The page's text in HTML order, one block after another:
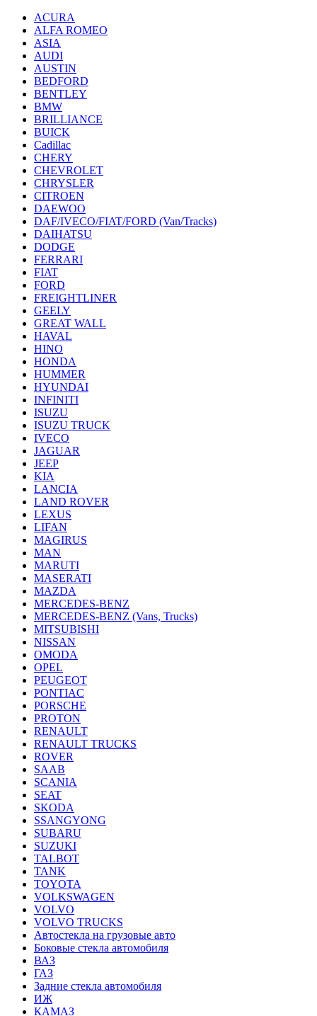
ACURA
ALFA ROMEO
ASIA
AUDI
AUSTIN
BEDFORD
BENTLEY
BMW
BRILLIANCE
BUICK
Cadillac
CHERY
CHEVROLET
CHRYSLER
CITROEN
DAEWOO
DAF/IVECO/FIAT/FORD (Van/Tracks)
DAIHATSU
DODGE
FERRARI
FIAT
FORD
FREIGHTLINER
GEELY
GREAT WALL
HAVAL
HINO
HONDA
HUMMER
HYUNDAI
INFINITI
ISUZU
ISUZU TRUCK
IVECO
JAGUAR
JEEP
KIA
LANCIA
LAND ROVER
LEXUS
LIFAN
MAGIRUS
MAN
MARUTI
MASERATI
MAZDA
MERCEDES-BENZ
MERCEDES-BENZ (Vans, Trucks)
MITSUBISHI
NISSAN
OMODA
OPEL
PEUGEOT
PONTIAC
PORSCHE
PROTON
RENAULT
RENAULT TRUCKS
ROVER
SAAB
SCANIA
SEAT
SKODA
SSANGYONG
SUBARU
SUZUKI
TALBOT
TANK
TOYOTA
VOLKSWAGEN
VOLVO
VOLVO TRUCKS
Автостекла на грузовые авто
Боковые стекла автомобиля
ВАЗ
ГАЗ
Задние стекла автомобиля
ИЖ
КАМАЗ